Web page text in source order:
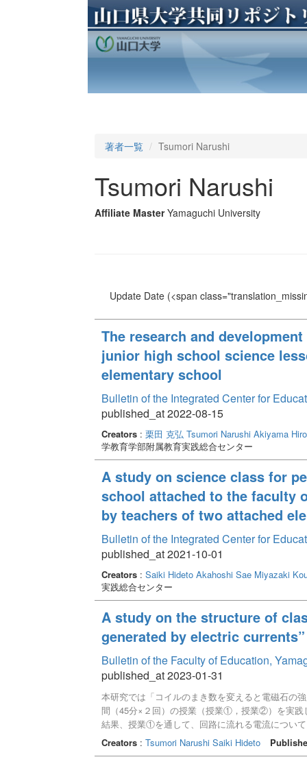
著者一覧 Tsumori Narushi
Tsumori Narushi
Affiliate Master Yamaguchi University
Update Date(<span
The research and
junior high school science
elementary school
Bulletin of the Integrated Center for
published_at 2022-08-15
Creators: 栗田 克弘 Tsumori Narushi Akiyama
学教育学部附属教育実践総合センター
A study on science class for
school attached to the faculty
by teachers of two attached
Bulletin of the Integrated Center for
published_at 2021-10-01
Creators: Saiki Hideto Akahoshi Sae Miyazaki
実践総合センター
A study on the structure of
generated by electric
Bulletin of the Faculty of Education,
published_at 2023-01-31
本研究では「コイルのまき数を変えると電磁石の
間（45分×２回）の授業（授業①，授業②）を実践
結果、授業①を通して、回路に流れる電流につい
い状況になり、すべての児童が「コイルのまき数
Creators: Tsumori Narushi Saiki Hideto